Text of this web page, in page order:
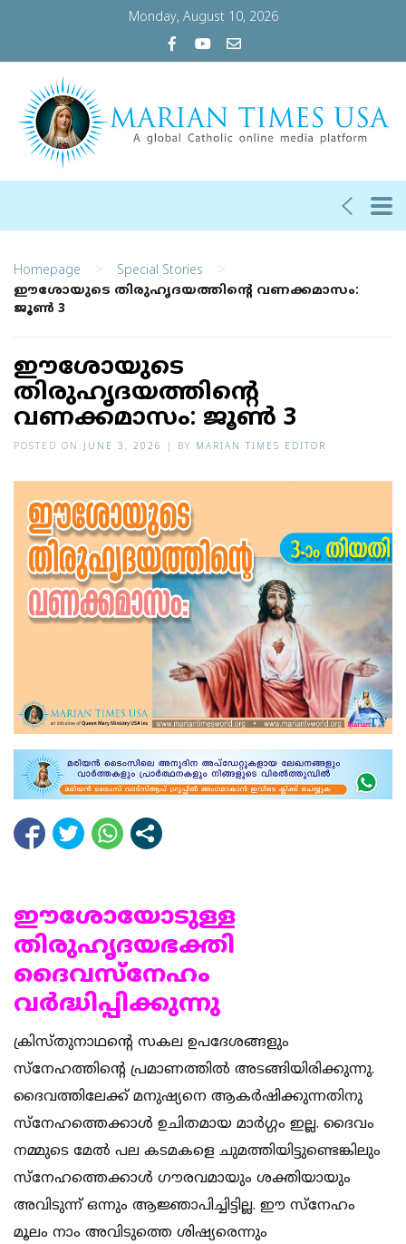
Monday, August 10, 2026
Homepage > Special Stories >
ഈശോയുടെ തിരുഹൃദയത്തിന്റെ വണക്കമാസം:
ജൂണ്‍ 3
ഈശോയുടെ
തിരുഹൃദയത്തിന്റെ
വണക്കമാസം: ജൂണ്‍ 3
POSTED ON JUNE 3, 2026 BY MARIAN TIMES EDITOR
ഈശോയോടുള്ള
തിരുഹൃദയഭക്തി
ദൈവസ്നേഹം
വര്‍ദ്ധിപ്പിക്കുന്നു
ക്രിസ്തുനാഥന്‍റെ സകല‍ ഉപദേശങ്ങളും
സ്നേഹത്തിന്റെ പ്രമാണത്തില്‍ അടങ്ങിയിരിക്കുന്നു.
ദൈവത്തിലേക്ക് മനുഷ്യനെ ആകര്‍ഷിക്കുന്നതിനു
സ്നേഹത്തെക്കാള്‍ ഉചിതമായ മാര്‍ഗ്ഗം ഇല്ല. ദൈവം
നമ്മുടെ മേല്‍ പല കടമകളെ ചുമത്തിയിട്ടുണ്ടെങ്കിലും
സ്നേഹത്തെക്കാള്‍ ഗൗരവമായും ശക്തിയായും
അവിടുന്ന്‍ ഒന്നും ആജ്ഞാപിച്ചിട്ടില്ല. ഈ സ്നേഹം
മൂലം നാം അവിടുത്തെ ശിഷ്യരെന്നും